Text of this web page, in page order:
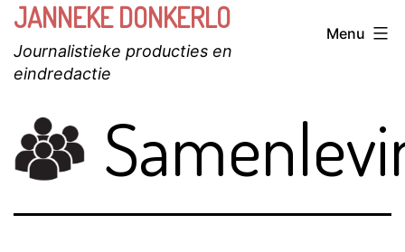
de
inhoud
JANNEKE DONKERLO
Journalistieke producties en
eindredactie
Menu